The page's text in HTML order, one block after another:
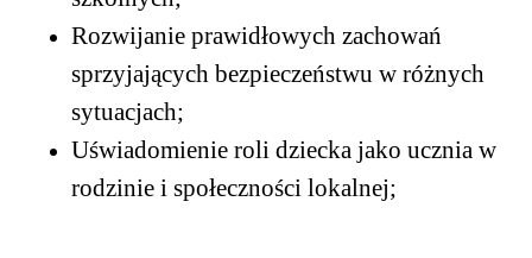
Rozwijanie prawidłowych zachowań
sprzyjających bezpieczeństwu w różnych
sytuacjach;
Uświadomienie roli dziecka jako ucznia w
rodzinie i społeczności lokalnej;